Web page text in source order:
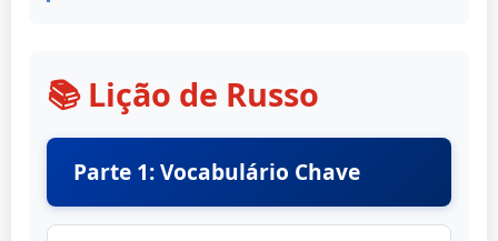
📚 Lição de Russo
Parte 1: Vocabulário Chave